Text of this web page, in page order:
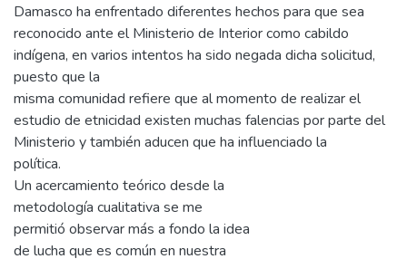
Damasco ha enfrentado diferentes hechos para que sea
reconocido ante el Ministerio de Interior como cabildo
indígena, en varios intentos ha sido negada dicha solicitud,
puesto que la
misma comunidad refiere que al momento de realizar el
estudio de etnicidad existen muchas falencias por parte del
Ministerio y también aducen que ha influenciado la
política.
Un acercamiento teórico desde la
metodología cualitativa se me
permitió observar más a fondo la idea
de lucha que es común en nuestra